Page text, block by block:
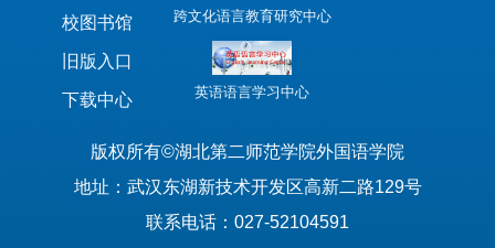
校图书馆
旧版入口
下载中心
跨文化语言教育研究中心
英语语言学习中心
版权所有©湖北第二师范学院外国语学院
地址：武汉东湖新技术开发区高新二路129号
联系电话：027-52104591